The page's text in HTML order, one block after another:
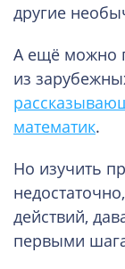
другие
А ещё можно
из
математик.
Но изучить
действий,
первыми